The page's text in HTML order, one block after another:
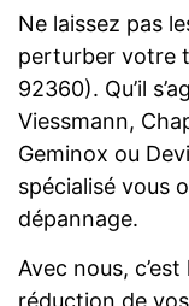
Ne laissez pas
perturber votre
92360). Qu’il
Viessmann,
Geminox ou
spécialisé vous
dépannage.
Avec nous,
réduction de